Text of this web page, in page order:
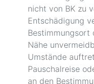
nicht von BK zu
Entschädigung
Bestimmungsort
Nähe
Umstände
Pauschalreise
an den